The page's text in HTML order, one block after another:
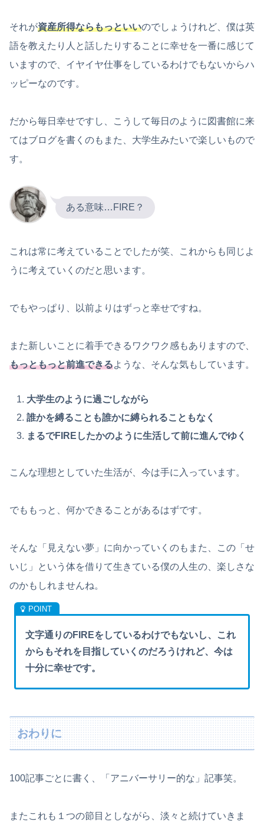
それが資産所得ならもっといいのでしょうけれど、僕は英
語を教えたり人と話したりすることに幸せを一番に感じて
いますので、イヤイヤ仕事をしているわけでもないからハ
ッピーなのです。
だから毎日幸せですし、こうして毎日のように図書館に来
てはブログを書くのもまた、大学生みたいで楽しいもので
す。
ある意味…FIRE？
これは常に考えていることでしたが笑、これからも同じよ
うに考えていくのだと思います。
でもやっぱり、以前よりはずっと幸せですね。
また新しいことに着手できるワクワク感もありますので、
もっともっと前進できるような、そんな気もしています。
大学生のように過ごしながら
誰かを縛ることも誰かに縛られることもなく
まるでFIREしたかのように生活して前に進んでゆく
こんな理想としていた生活が、今は手に入っています。
でももっと、何かできることがあるはずです。
そんな「見えない夢」に向かっていくのもまた、この「せ
いじ」という体を借りて生きている僕の人生の、楽しさな
のかもしれませんね。
文字通りのFIREをしているわけでもないし、これ
からもそれを目指していくのだろうけれど、今は
十分に幸せです。
おわりに
100記事ごとに書く、「アニバーサリー的な」記事笑。
またこれも１つの節目としながら、淡々と続けていきま